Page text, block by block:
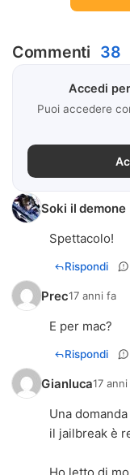
Commenti 38
Accedi
Puoi accedere
Soki il demone
Spettacolo!
Rispondi
Prec17 anni fa
E per mac?
Rispondi
Gianluca17
Una
il jailbreak è